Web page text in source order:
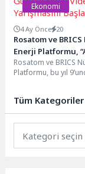
Ekonomi
4 Ay Önce 20
Rosatom ve
Enerji Platformu,
Nükleer İtici
Video Yarışmasını
Rosatom ve BRICS
Platformu, bu yıl
Tüm Kategoriler